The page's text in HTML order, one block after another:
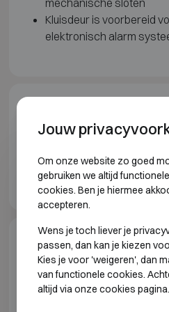
Kluisdeur is voorbereid
elektronisch alarm
Wertheim Prefab
Model specificaties
KLUISZALEN EN
Jouw
Om onze website zo goed
gebruiken we altijd
cookies. Ben je hiermee
accepteren.
Wens je toch liever je
passen, dan kan je kiezen
Kies je voor 'weigeren', dan
van functionele cookies.
altijd via onze cookies pagina.